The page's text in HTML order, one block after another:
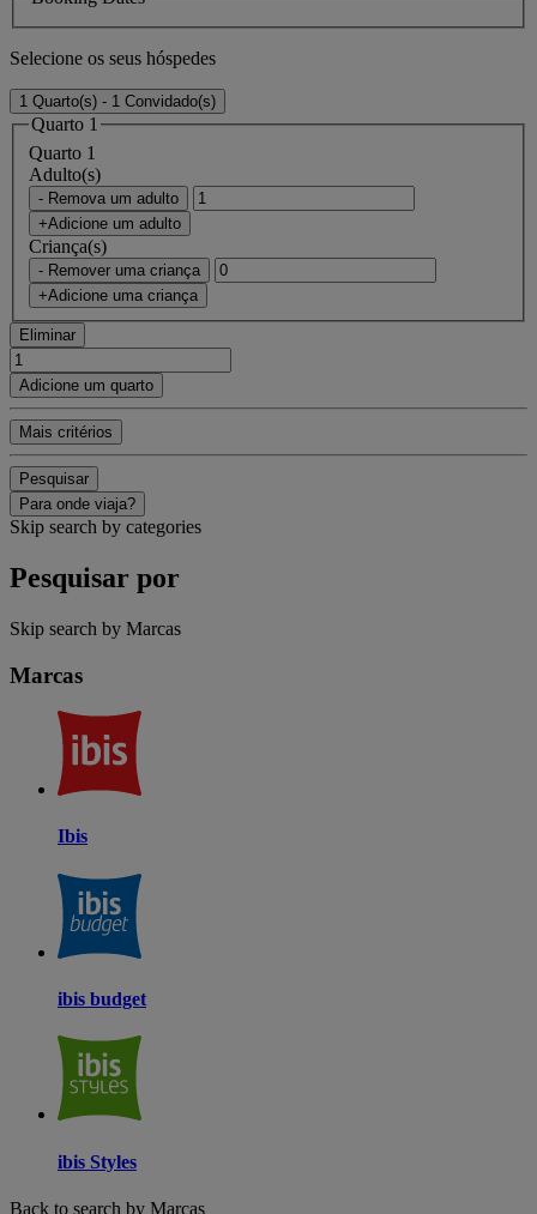
Selecione os seus hóspedes
1 Quarto(s) - 1 Convidado(s)
Quarto 1
Quarto 1
Adulto(s)
- Remova um adulto
+Adicione um adulto
Criança(s)
- Remover uma criança
+Adicione uma criança
Eliminar
Adicione um quarto
Mais critérios
Pesquisar
Para onde viaja?
Skip search by categories
Pesquisar por
Skip search by Marcas
Marcas
Ibis
ibis budget
ibis Styles
Back to search by Marcas